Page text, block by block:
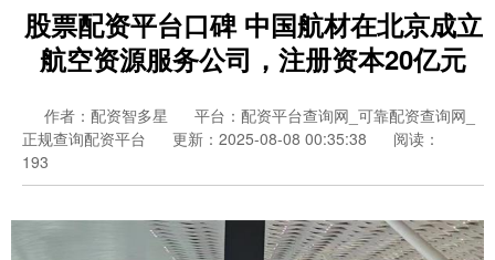
股票配资平台口碑 中国航材在北京成立
航空资源服务公司，注册资本20亿元
作者：配资智多星
平台：配资平台查询网_可靠配资查询网_
正规查询配资平台
更新：2025-08-08 00:35:38
阅读：
193